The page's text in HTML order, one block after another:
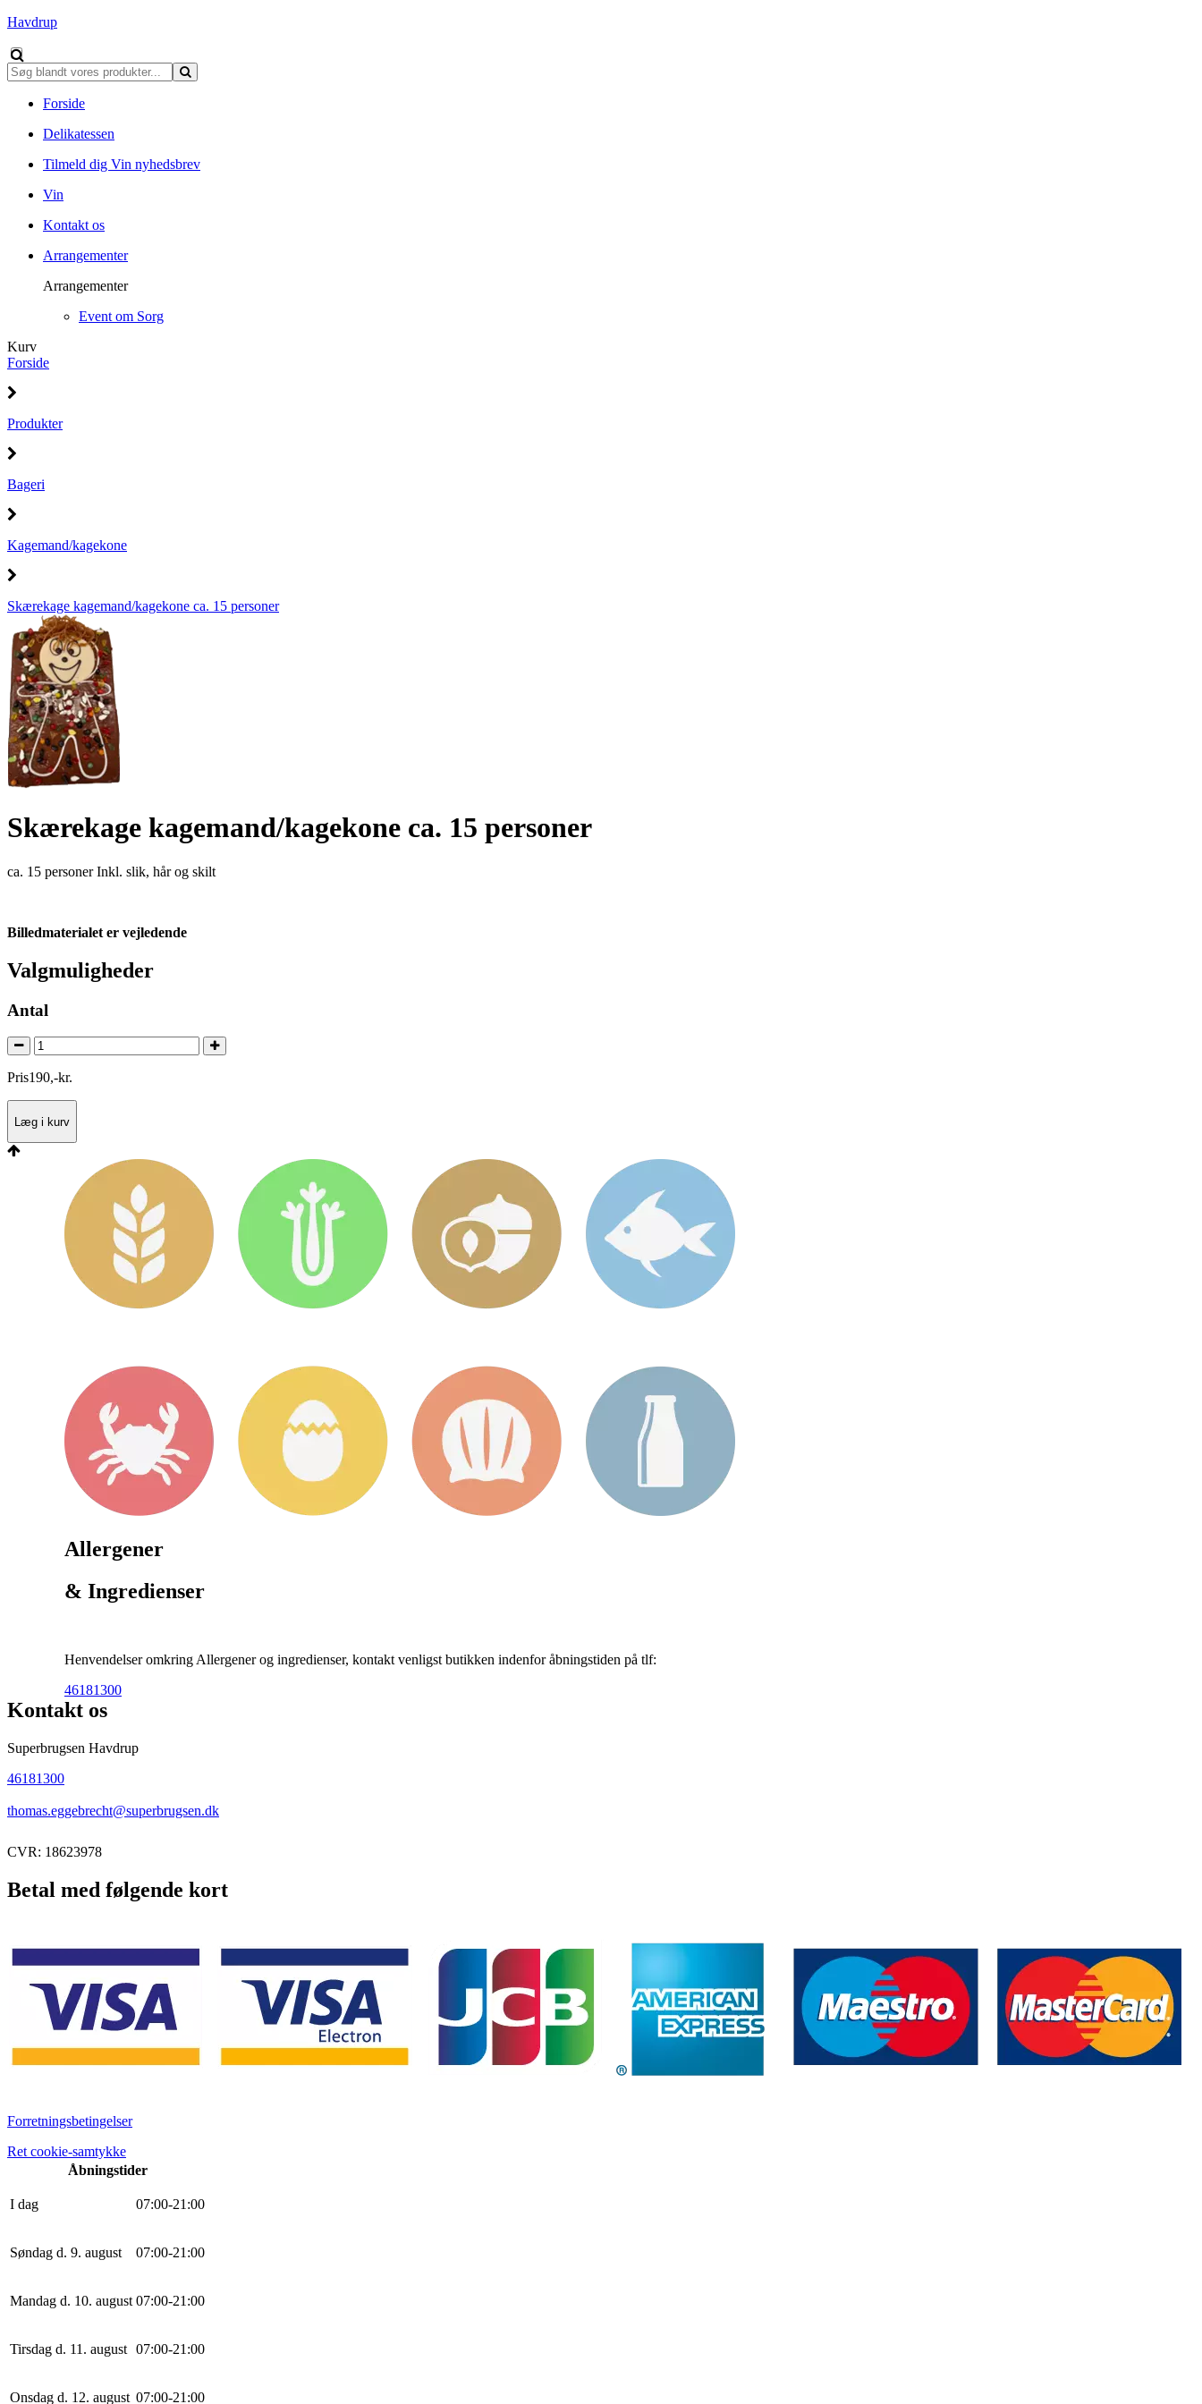
Havdrup
Forside
Delikatessen
Tilmeld dig Vin nyhedsbrev
Vin
Kontakt os
Arrangementer
Arrangementer
Event om Sorg
Kurv
Forside
Produkter
Bageri
Kagemand/kagekone
Skærekage kagemand/kagekone ca. 15 personer
Skærekage kagemand/kagekone ca. 15 personer
ca. 15 personer Inkl. slik, hår og skilt
Billedmaterialet er vejledende
Valgmuligheder
Antal
Pris190,-kr.
Læg i kurv
Allergener
& Ingredienser
Henvendelser omkring Allergener og ingredienser, kontakt venligst butikken indenfor åbningstiden på tlf:
46181300
Kontakt os
Superbrugsen Havdrup
46181300
thomas.eggebrecht@superbrugsen.dk
CVR: 18623978
Betal med følgende kort
Forretningsbetingelser
Ret cookie-samtykke
Åbningstider
I dag 07:00-21 :00
Søndag d. 9. august 07:00-21 :00
Mandag d. 10. august 07:00-21 :00
Tirsdag d. 11. august 07:00-21 :00
Onsdag d. 12. august 07:00-21 :00